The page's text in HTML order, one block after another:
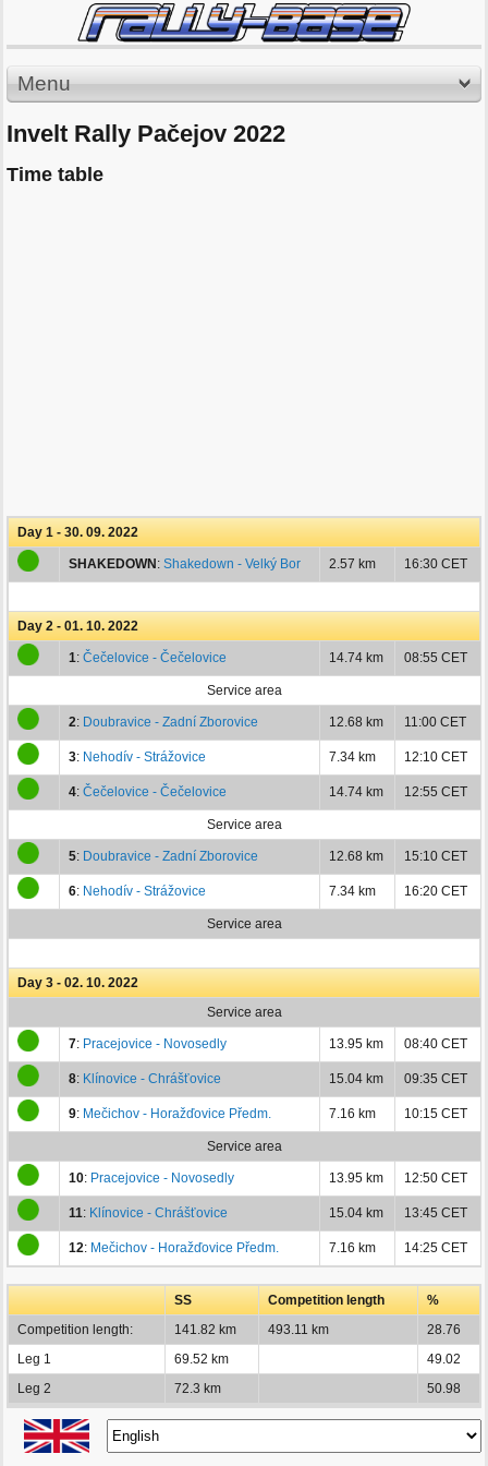
Menu
Invelt Rally Pačejov 2022
Time table
Day 1 - 30. 09. 2022
SHAKEDOWN : Shakedown - Velký Bor 2.57 km 16:30 CET
Day 2 - 01. 10. 2022
1: Čečelovice - Čečelovice 14.74 km 08:55 CET
Service area
2: Doubravice - Zadní Zborovice 12.68 km 11:00 CET
3: Nehodív - Strážovice 7.34 km 12:10 CET
4: Čečelovice - Čečelovice 14.74 km 12:55 CET
Service area
5: Doubravice - Zadní Zborovice 12.68 km 15:10 CET
6: Nehodív - Strážovice 7.34 km 16:20 CET
Service area
Day 3 - 02. 10. 2022
Service area
7: Pracejovice - Novosedly 13.95 km 08:40 CET
8: Klínovice - Chrášťovice 15.04 km 09:35 CET
9: Mečichov - Horažďovice Předm. 7.16 km 10:15 CET
Service area
10: Pracejovice - Novosedly 13.95 km 12:50 CET
11: Klínovice - Chrášťovice 15.04 km 13:45 CET
12: Mečichov - Horažďovice Předm. 7.16 km 14:25 CET
SS Competition length
%
Competition length:
141.82 km 493.11 km
28.76
Leg 1
69.52 km
49.02
Leg 2
72.3 km 50.98